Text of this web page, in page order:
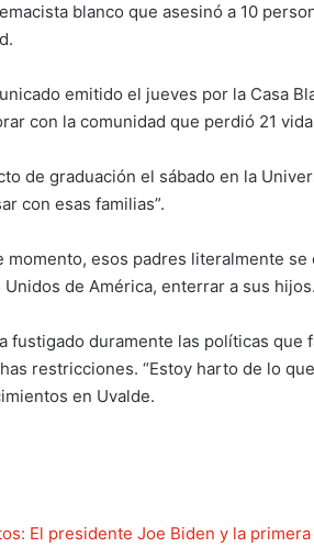
blanco que asesinó a 10
emitido el jueves por la Casa
con la comunidad que perdió 21
de graduación el sábado en la
con esas familias”.
momento, esos padres literalmente
Unidos de América, enterrar a sus
fustigado duramente las políticas que
restricciones. “Estoy harto de lo
en Uvalde.